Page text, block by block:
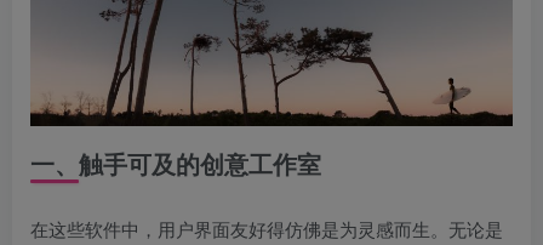
一、触手可及的创意工作室
在这些软件中，用户界面友好得仿佛是为灵感而生。无论是